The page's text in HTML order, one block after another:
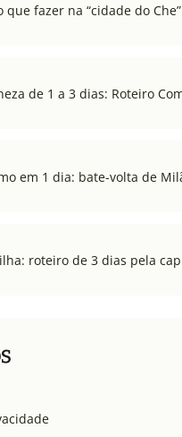
que fazer na “cidade do Che”
de 1 a 3 dias: Roteiro
em 1 dia: bate-volta de
roteiro de 3 dias pela